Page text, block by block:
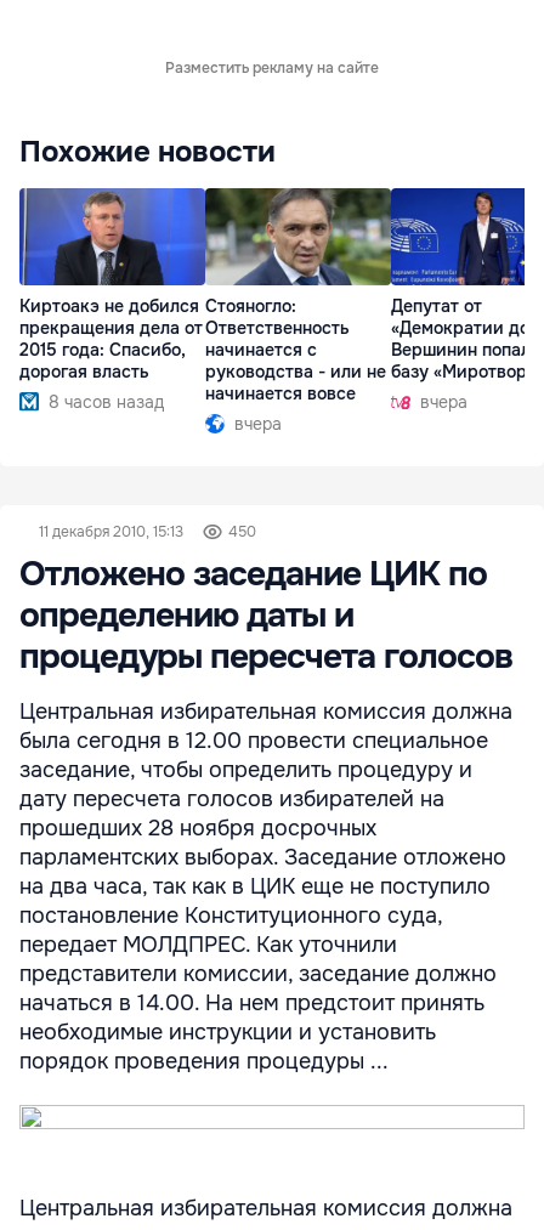
Разместить рекламу на сайте
Похожие новости
Киртоакэ не добился
прекращения дела от
2015 года: Спасибо,
дорогая власть
8 часов назад
Стояногло:
Ответственность
начинается с
руководства - или не
начинается вовсе
вчера
Депутат от
«Демократии
Вершинин попал в
базу
вчера
11 декабря 2010, 15:13 450
Отложено заседание ЦИК по
определению даты и
процедуры пересчета голосов
Центральная избирательная комиссия должна
была сегодня в 12.00 провести специальное
заседание, чтобы определить процедуру и
дату пересчета голосов избирателей на
прошедших 28 ноября досрочных
парламентских выборах. Заседание отложено
на два часа, так как в ЦИК еще не поступило
постановление Конституционного суда,
передает МОЛДПРЕС. Как уточнили
представители комиссии, заседание должно
начаться в 14.00. На нем предстоит принять
необходимые инструкции и установить
порядок проведения процедуры ...
Центральная избирательная комиссия должна